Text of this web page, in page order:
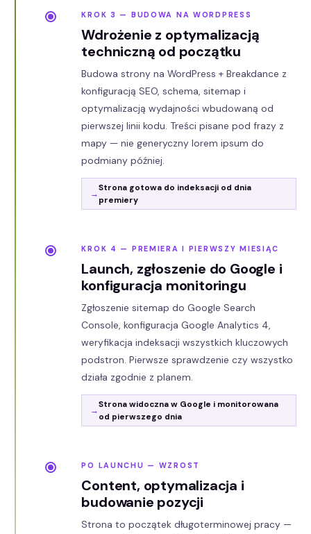
KROK 3 — BUDOWA NA WORDPRESS
Wdrożenie z optymalizacją
techniczną od początku
Budowa strony na WordPress + Breakdance z
konfiguracją SEO, schema, sitemap i
optymalizacją wydajności wbudowaną od
pierwszej linii kodu. Treści pisane pod frazy z
mapy — nie generyczny lorem ipsum do
podmiany później.
Strona gotowa do indeksacji od dnia
premiery
KROK 4 — PREMIERA I PIERWSZY MIESIĄC
Launch, zgłoszenie do Google i
konfiguracja monitoringu
Zgłoszenie sitemap do Google Search
Console, konfiguracja Google Analytics 4,
weryfikacja indeksacji wszystkich kluczowych
podstron. Pierwsze sprawdzenie czy wszystko
działa zgodnie z planem.
Strona widoczna w Google i monitorowana
od pierwszego dnia
PO LAUNCHU — WZROST
Content, optymalizacja i
budowanie pozycji
Strona to początek długoterminowej pracy —